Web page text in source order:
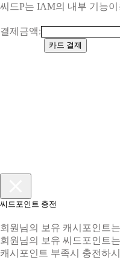
씨드P는 IAM의 내부 기능
결제금액:
카드 결제
씨드포인트 충전
회원님의 보유 캐시포인트
회원님의 보유 씨드포인트
캐시포인트 부족시 충전하